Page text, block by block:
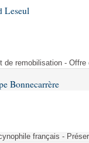
Leseul
remobilisation -
Bonnecarrère
français -